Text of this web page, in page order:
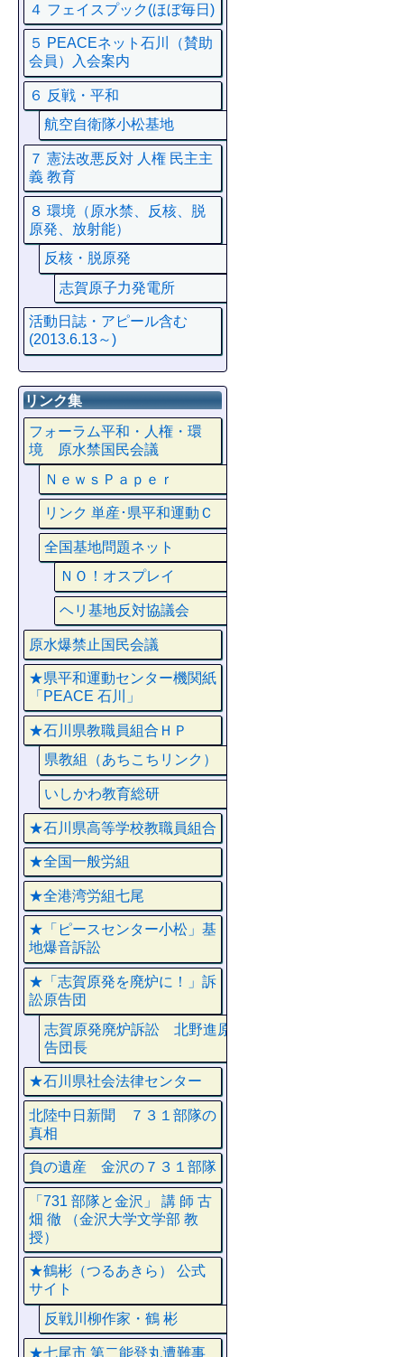
４ フェイスプック(ほぼ毎日)
５ PEACEネット石川（賛助
会員）入会案内
６ 反戦・平和
航空自衛隊小松基地
７ 憲法改悪反対 人権 民主主
義 教育
８ 環境（原水禁、反核、脱
原発、放射能）
反核・脱原発
志賀原子力発電所
活動日誌・アピール含む
(2013.6.13～)
リンク集
フォーラム平和・人権・環
境 原水禁国民会議
ＮｅｗｓＰａｐｅｒ
リンク 単産･県平和運動Ｃ
全国基地問題ネット
ＮＯ！オスプレイ
ヘリ基地反対協議会
原水爆禁止国民会議
★県平和運動センター機関紙
「PEACE 石川」
★石川県教職員組合ＨＰ
県教組（あちこちリンク）
いしかわ教育総研
★石川県高等学校教職員組合
★全国一般労組
★全港湾労組七尾
★「ピースセンター小松」基
地爆音訴訟
★「志賀原発を廃炉に！」訴
訟原告団
志賀原発廃炉訴訟 北野進原
告団長
★石川県社会法律センター
北陸中日新聞 ７３１部隊の
真相
負の遺産 金沢の７３１部隊
「731 部隊と金沢」 講 師 古
畑 徹 （金沢大学文学部 教
授）
★鶴彬（つるあきら） 公式
サイト
反戦川柳作家・鶴 彬
★七尾市 第二能登丸遭難事